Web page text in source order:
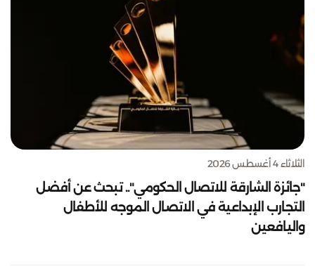
الثلاثاء 4 أغسطس 2026
"جائزة الشارقة للاتصال الحكومي".. تبحث عن أفضل
التجارب الإبداعية في الاتصال الموجه للأطفال
واليافعين